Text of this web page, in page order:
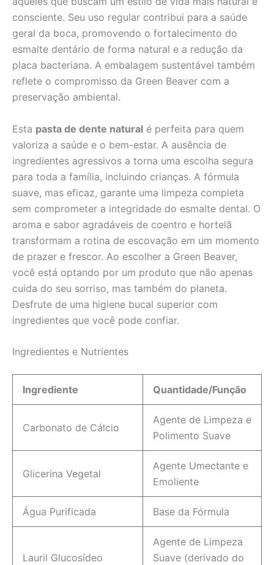
consciente. Seu uso regular contribui para a saúde
geral da boca, promovendo o fortalecimento do
esmalte dentário de forma natural e a redução da
placa bacteriana. A embalagem sustentável também
reflete o compromisso da Green Beaver com a
preservação ambiental.
Esta pasta de dente natural é perfeita para quem
valoriza a saúde e o bem-estar. A ausência de
ingredientes agressivos a torna uma escolha segura
para toda a família, incluindo crianças. A fórmula
suave, mas eficaz, garante uma limpeza completa
sem comprometer a integridade do esmalte dental. O
aroma e sabor agradáveis de coentro e hortelã
transformam a rotina de escovação em um momento
de prazer e frescor. Ao escolher a Green Beaver,
você está optando por um produto que não apenas
cuida do seu sorriso, mas também do planeta.
Desfrute de uma higiene bucal superior com
ingredientes que você pode confiar.
Ingredientes e Nutrientes
Ingrediente Quantidade/Função
Carbonato de Cálcio
Agente de Limpeza e
Polimento Suave
Glicerina Vegetal
Agente Umectante e
Emoliente
Água Purificada Base da Fórmula
Lauril Glucosídeo
Agente de Limpeza
Suave (derivado do